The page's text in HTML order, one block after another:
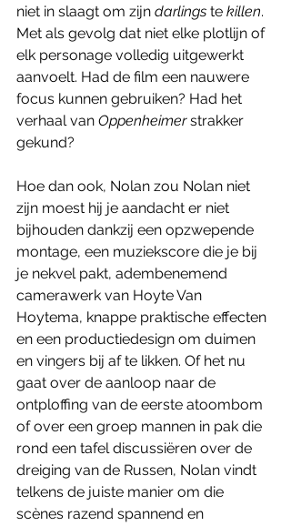
niet in slaagt om zijn darlings te killen.
Met als gevolg dat niet elke plotlijn of
elk personage volledig uitgewerkt
aanvoelt. Had de film een nauwere
focus kunnen gebruiken? Had het
verhaal van Oppenheimer strakker
gekund?
Hoe dan ook, Nolan zou Nolan niet
zijn moest hij je aandacht er niet
bijhouden dankzij een opzwepende
montage, een muziekscore die je bij
je nekvel pakt, adembenemend
camerawerk van Hoyte Van
Hoytema, knappe praktische effecten
en een productiedesign om duimen
en vingers bij af te likken. Of het nu
gaat over de aanloop naar de
ontploffing van de eerste atoombom
of over een groep mannen in pak die
rond een tafel discussiëren over de
dreiging van de Russen, Nolan vindt
telkens de juiste manier om die
scènes razend spannend en